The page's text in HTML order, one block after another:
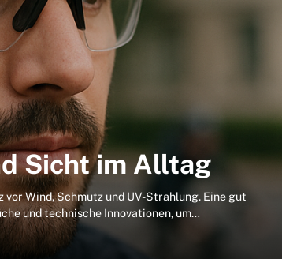
Sicht im Alltag
Wind, Schmutz und UV-Strahlung. Eine gut
und technische Innovationen, um…